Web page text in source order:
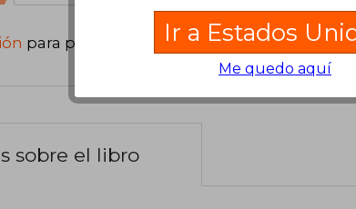
para poder agregar tu propia evaluación .
sobre el libro
Ir a Estados
Me quedo aquí